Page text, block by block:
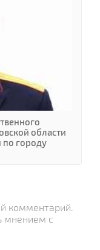
области
городу
комментарий.
мнением с